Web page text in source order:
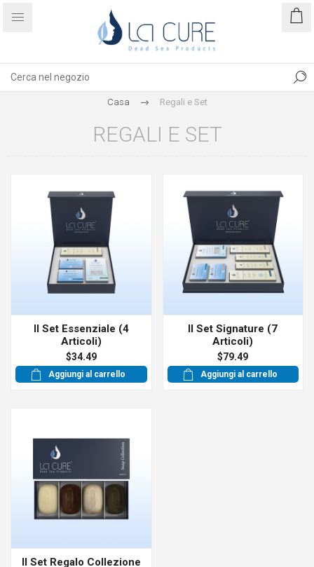
Casa Regali e Set
REGALI E SET
Il Set Essenziale (4
Articoli)
$34.49
Aggiungi al carrello
Il Set Signature (7
Articoli)
$79.49
Aggiungi al carrello
Il Set Regalo Collezione